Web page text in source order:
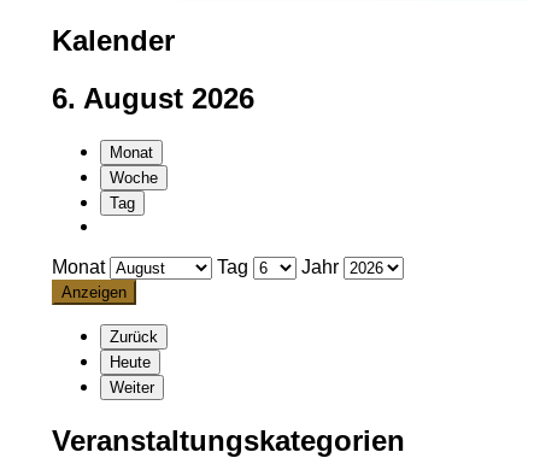
Kalender
6. August 2026
Monat
Woche
Tag
Monat Tag Jahr
Zurück
Heute
Weiter
Veranstaltungskategorien